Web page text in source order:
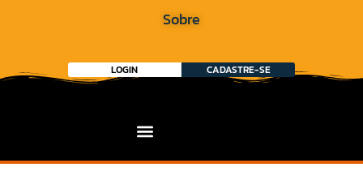
Sobre
LOGIN CADASTRE-SE